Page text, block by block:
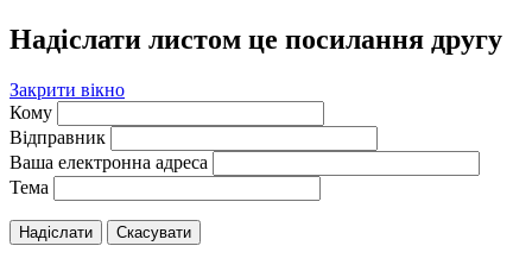
Надіслати листом це посилання другу
Закрити вікно
Кому
Відправник
Ваша електронна адреса
Тема
Надіслати Скасувати